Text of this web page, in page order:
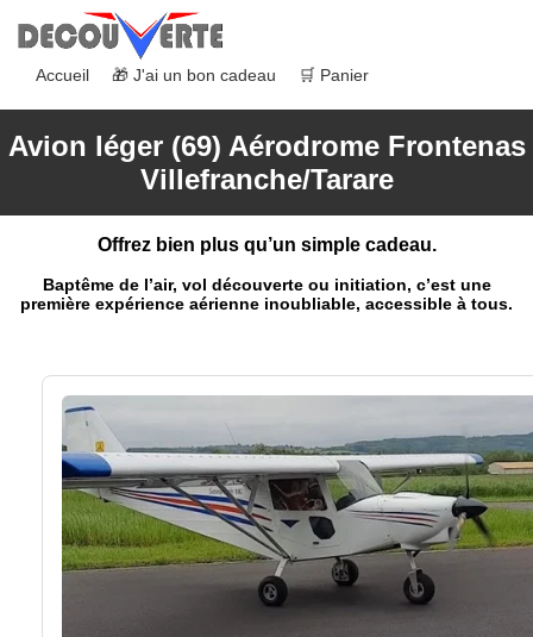
Accueil 🎁 J'ai un bon cadeau 🛒 Panier
Avion léger (69) Aérodrome Frontenas
Villefranche/Tarare
Offrez bien plus qu’un simple cadeau.
Baptême de l’air, vol découverte ou initiation, c’est une
première expérience aérienne inoubliable, accessible à tous.